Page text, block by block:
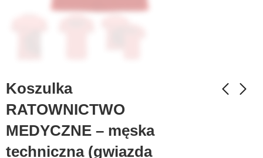
Koszulka
RATOWNICTWO
MEDYCZNE – męska
techniczna (gwiazda